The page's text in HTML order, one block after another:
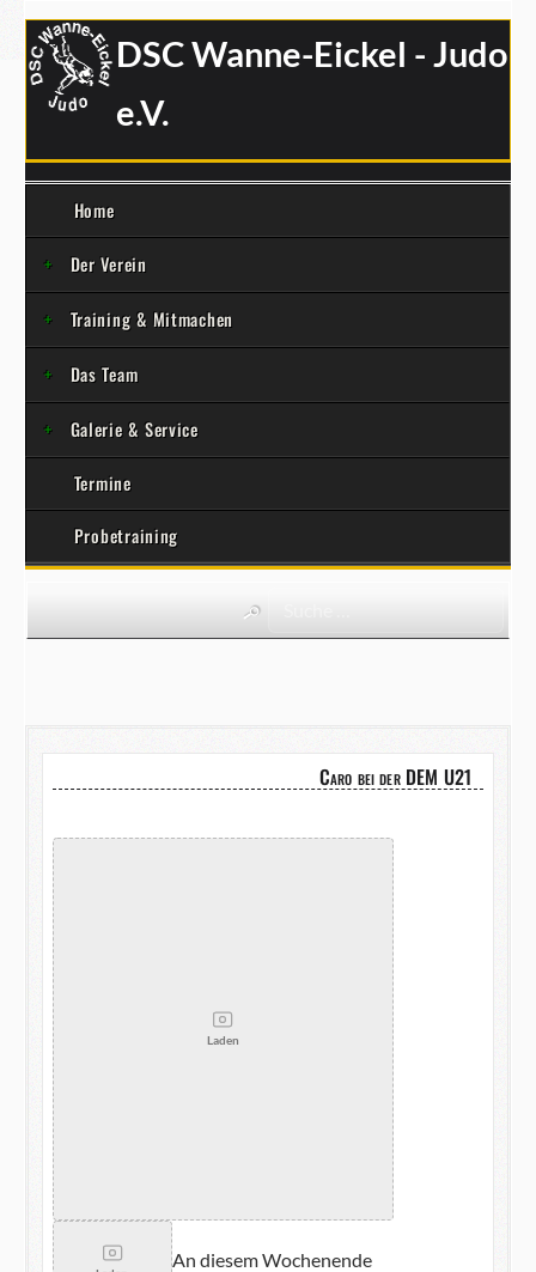
DSC Wanne-Eickel - Judo
e.V.
Home
Der Verein
Training & Mitmachen
Das Team
Galerie & Service
Termine
Probetraining
Caro bei der DEM U21
Laden
An diesem Wochenende